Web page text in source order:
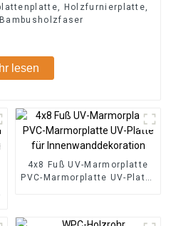
Holzfurnierplatte,
lesen
4x8 Fuß UV-Marmorplatte
PVC-Marmorplatte UV-Platte